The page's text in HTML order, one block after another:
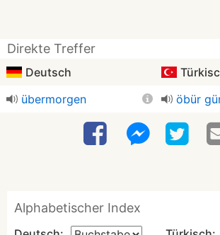
Direkte Treffer
Deutsch
übermorgen
öbür
Alphabetischer Index